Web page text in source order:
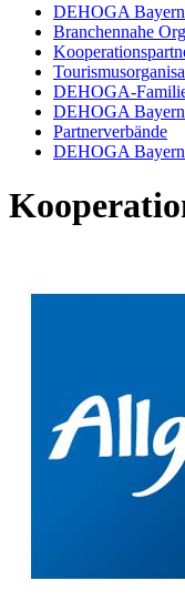
DEHOGA Bayern
Branchennahe
DEHOGA-
DEHOGA
Partnerverbände
DEHOGA